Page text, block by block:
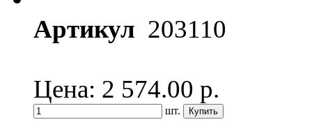
Артикул 203110
Цена: 2 574.00 р.
шт.